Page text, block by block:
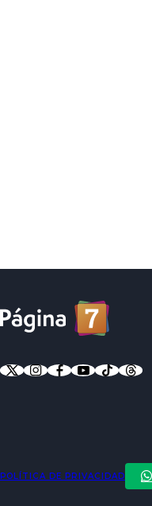
POLÍTICA DE PRIVACIDAD